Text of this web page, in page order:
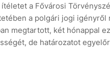
a Fővárosi
a polgári jogi
megtartott, két hónappal
de határozatot